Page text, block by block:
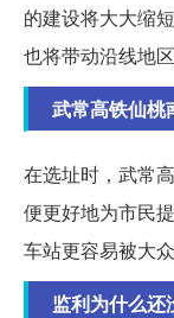
的建设将大大缩
也将带动沿线地区
武常高铁仙桃
在选址时，武常
便更好地为市民
车站更容易被大
监利为什么还